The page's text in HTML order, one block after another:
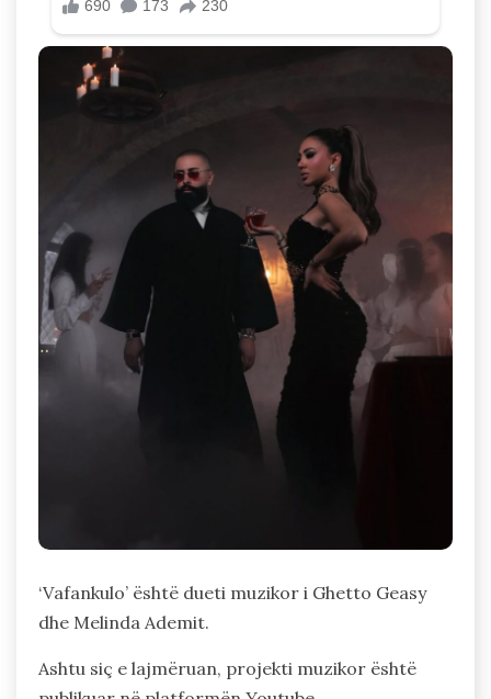
‘Vafankulo’ është dueti muzikor i Ghetto Geasy
dhe Melinda Ademit.
Ashtu siç e lajmëruan, projekti muzikor është